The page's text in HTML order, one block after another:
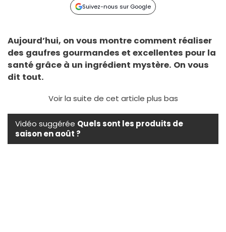
Suivez-nous sur Google
Aujourd’hui, on vous montre comment réaliser
des gaufres gourmandes et excellentes pour la
santé grâce à un ingrédient mystère. On vous
dit tout.
Voir la suite de cet article plus bas
Vidéo suggérée Quels sont les produits de
saison en août ?